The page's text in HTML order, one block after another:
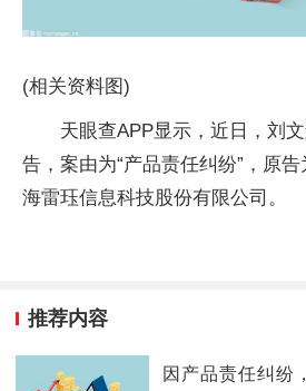
(相关资料图)
天眼查APP显示，近日，刘
告，案由为“产品责任纠纷”，原
海雷珏信息科技股份有限公司。
推荐内容
因产品责任纠纷